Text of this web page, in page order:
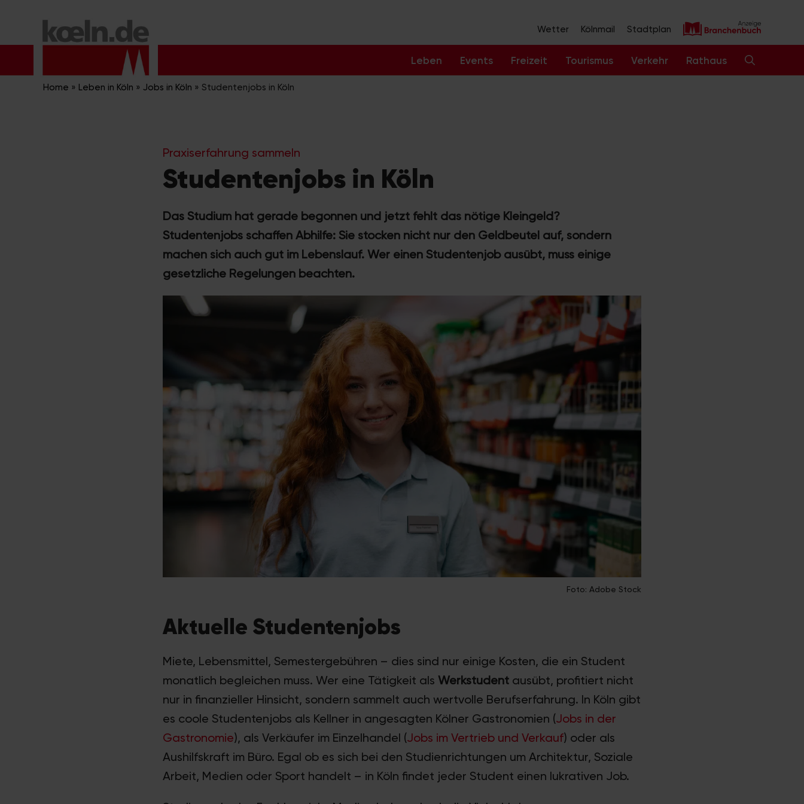
Inhalt
Wetter Kölnmail Stadtplan
Leben Events Freizeit Tourismus Verkehr Rathaus
Home » Leben in Köln » Jobs in Köln » Studentenjobs in Köln
Praxiserfahrung sammeln
Studentenjobs in Köln
Das Studium hat gerade begonnen und jetzt fehlt das nötige Kleingeld?
Studentenjobs schaffen Abhilfe: Sie stocken nicht nur den Geldbeutel auf, sondern
machen sich auch gut im Lebenslauf. Wer einen Studentenjob ausübt, muss einige
gesetzliche Regelungen beachten.
Foto: Adobe Stock
Aktuelle Studentenjobs
Miete, Lebensmittel, Semestergebühren – dies sind nur einige Kosten, die ein Student
monatlich begleichen muss. Wer eine Tätigkeit als Werkstudent ausübt, profitiert nicht
nur in finanzieller Hinsicht, sondern sammelt auch wertvolle Berufserfahrung. In Köln gibt
es coole Studentenjobs als Kellner in angesagten Kölner Gastronomien (Jobs in der
Gastronomie), als Verkäufer im Einzelhandel (Jobs im Vertrieb und Verkauf) oder als
Aushilfskraft im Büro. Egal ob es sich bei den Studienrichtungen um Architektur, Soziale
Arbeit, Medien oder Sport handelt – in Köln findet jeder Student einen lukrativen Job.